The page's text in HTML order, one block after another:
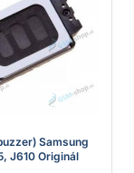
Samsung
J610 Originál